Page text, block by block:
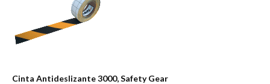
Cinta Antideslizante 3000, Safety Gear